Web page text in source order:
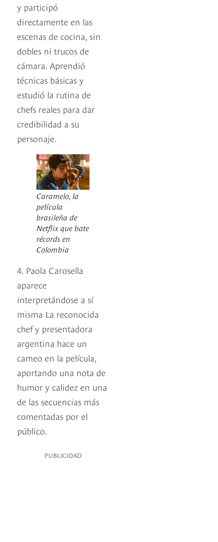
y participó
directamente en las
escenas de cocina, sin
dobles ni trucos de
cámara. Aprendió
técnicas básicas y
estudió la rutina de
chefs reales para dar
credibilidad a su
personaje.
Caramelo, la
película
brasileña de
Netflix que bate
récords en
Colombia
4. Paola Carosella
aparece
interpretándose a sí
misma La reconocida
chef y presentadora
argentina hace un
cameo en la película,
aportando una nota de
humor y calidez en una
de las secuencias más
comentadas por el
público.
PUBLICIDAD